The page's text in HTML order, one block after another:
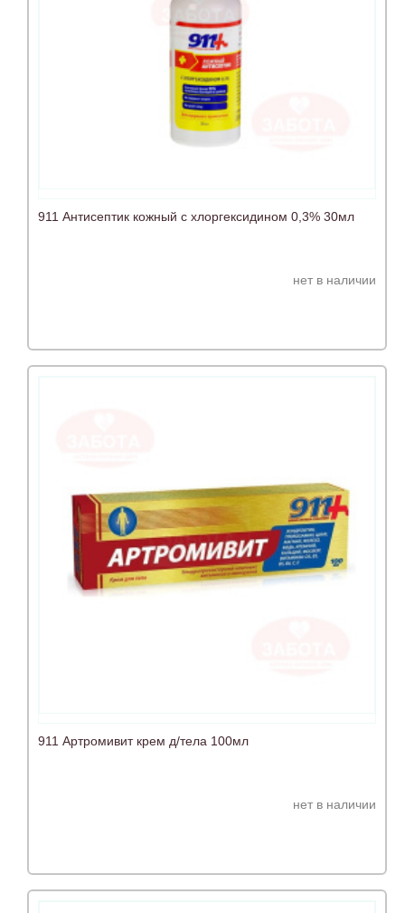
911 Антисептик кожный с хлоргексидином 0,3% 30мл
нет в наличии
911 Артромивит крем д/тела 100мл
нет в наличии